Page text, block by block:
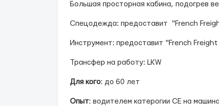
Большая просторная кабина, подогрев
Спецодежда: предоставит "French
Инструмент: предоставит "French Freight
Трансфер на работу: LKW
Для кого: до 60 лет
Опыт: водителем катерогии СЕ на